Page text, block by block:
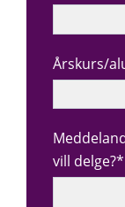
Årskurs/
vill delge?*